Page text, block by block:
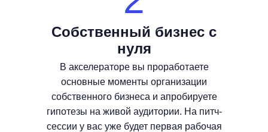
Собственный бизнес с
нуля
В акселераторе вы проработаете
основные моменты организации
собственного бизнеса и апробируете
гипотезы на живой аудитории. На питч-
сессии у вас уже будет первая рабочая